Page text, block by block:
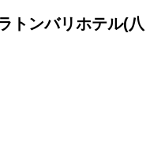
トンバリホテル(八